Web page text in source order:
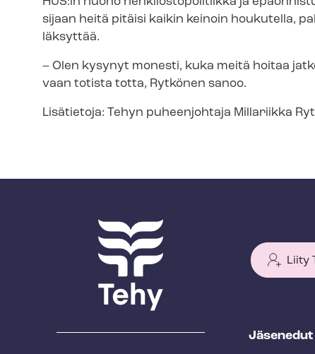
sijaan heitä pitäisi kaikin keinoin houkutella,
läksyttää.
– Olen kysynyt monesti, kuka meitä hoitaa
vaan totista totta, Rytkönen sanoo.
Lisätietoja: Tehyn puheenjohtaja Millariikka
Liity
T
Jäsenedut